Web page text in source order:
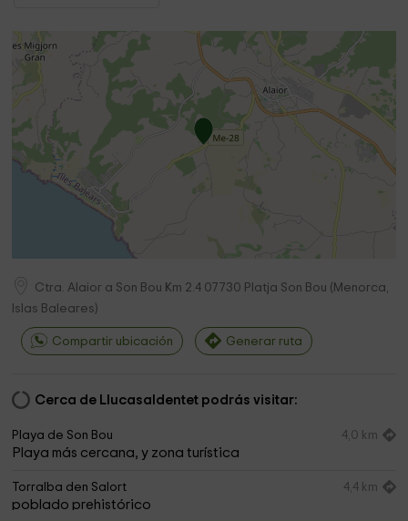
Ctra. Alaior a Son Bou Km 2.4 07730 Platja Son Bou ( Menorca,
Islas Baleares)
Compartir ubicación Generar ruta
Cerca de Llucasaldentet podrás visitar:
Playa de Son Bou 4,0 km
Playa más cercana, y zona turística
Torralba den Salort 4,4 km
poblado prehistórico